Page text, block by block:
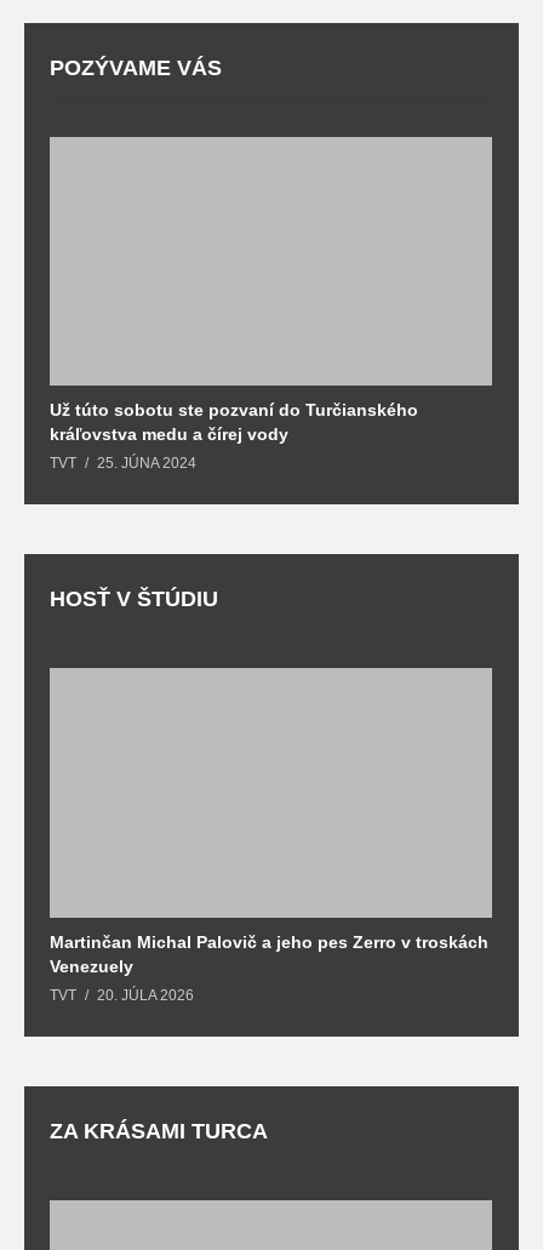
POZÝVAME VÁS
Už túto sobotu ste pozvaní do Turčianského
kráľovstva medu a čírej vody
TVT 25. JÚNA 2024
HOSŤ V ŠTÚDIU
Martinčan Michal Palovič a jeho pes Zerro v troskách
Venezuely
TVT 20. JÚLA 2026
ZA KRÁSAMI TURCA